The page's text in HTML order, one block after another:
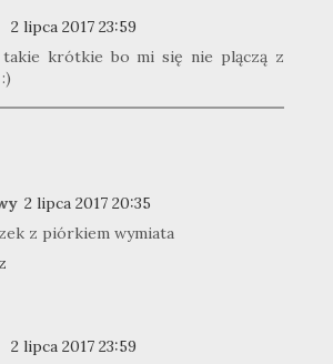
2 lipca 2017 23:59
takie krótkie bo mi się nie plączą z
2 lipca 2017 20:35
z piórkiem wymiata
2 lipca 2017 23:59